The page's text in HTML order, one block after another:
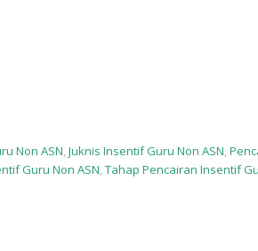
Non ASN,Juknis Insentif Guru Non ASN,
Guru Non ASN,Tahap Pencairan Insentif